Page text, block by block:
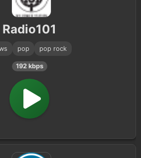
Radio101
pop pop rock
192 kbps